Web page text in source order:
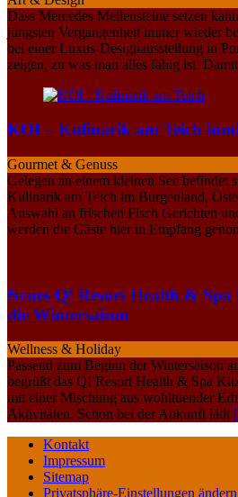
Dass Mercedes Meilensteine setzen
jüngsten Vergangenheit immer wieder
bei einer Luxus-Designausstellung in
zeigen, zu was man alles fähig ist.
KOI – Kulinarik am Teich
Gourmet & Genuss
Gelegen an einem kleinen See befindet
Kulinarik am Teich im Burgenland,
Auswahl an frischen Fisch Gerichten
werden die Gäste hier in Empfang
Neues Q! Resort Health &
die Wintersaison
Wellness & Holiday
Passend zum Beginn der Wintersaison
begrüßt das Q! Resort Health & Spa
mit einer Mischung aus wohltuender
Aktivitäten. Schon bei der Ankunft lädt
Kontakt
Impressum
Sitemap
Privatsphäre-Einstellungen ändern